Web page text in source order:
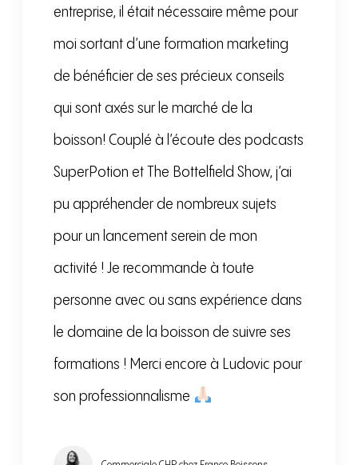
entreprise, il était nécessaire même pour
moi sortant d’une formation marketing
de bénéficier de ses précieux conseils
qui sont axés sur le marché de la
boisson! Couplé à l’écoute des podcasts
SuperPotion et The Bottelfield Show, j’ai
pu appréhender de nombreux sujets
pour un lancement serein de mon
activité ! Je recommande à toute
personne avec ou sans expérience dans
le domaine de la boisson de suivre ses
formations ! Merci encore à Ludovic pour
son professionnalisme